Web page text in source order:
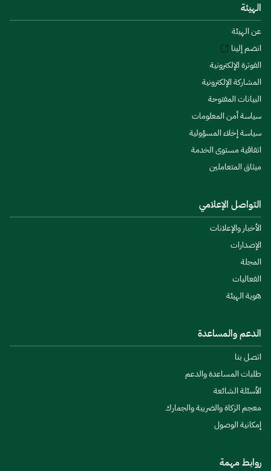
الهيئة
عن الهيئة
انضم إلينا
الفوترة الإلكترونية
المشاركة الإلكترونية
البيانات المفتوحة
سياسة أمن المعلومات
سياسة إخلاء المسؤولية
اتفاقية مستوى الخدمة
ميثاق المتعاملين
التواصل الإعلامي
الأخبار والإعلانات
الإصدارات
المجلة
الفعاليات
هوية الهيئة
الدعم والمساعدة
اتصل بنا
طلبات المساعدة والدعم
الأسئلة الشائعة
معجم الزكاة والضريبة والجمارك
إمكانية الوصول
روابط مهمة